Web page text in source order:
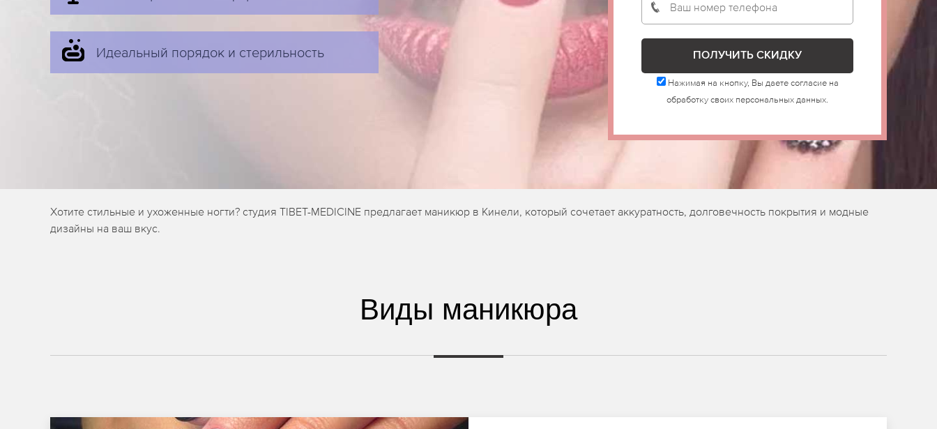
Идеальный порядок и стерильность
Нажимая на кнопку, Вы даете согласие на
обработку своих персональных данных.
Хотите стильные и ухоженные ногти? студия TIBET-MEDICINE предлагает маникюр в Кинели, который сочетает аккуратность, долговечность покрытия и модные
дизайны на ваш вкус.
Виды маникюра